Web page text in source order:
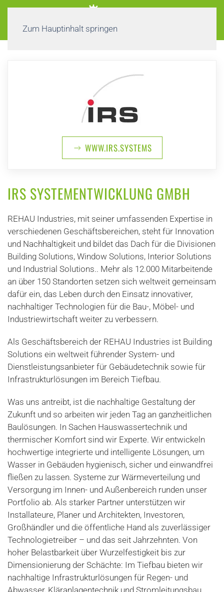
Zum Hauptinhalt springen
WWW.IRS.SYSTEMS
IRS SYSTEMENTWICKLUNG GMBH
REHAU Industries, mit seiner umfassenden Expertise in
verschiedenen Geschäftsbereichen, steht für Innovation
und Nachhaltigkeit und bildet das Dach für die Divisionen
Building Solutions, Window Solutions, Interior Solutions
und Industrial Solutions.. Mehr als 12.000 Mitarbeitende
an über 150 Standorten setzen sich weltweit gemeinsam
dafür ein, das Leben durch den Einsatz innovativer,
nachhaltiger Technologien für die Bau-, Möbel- und
Industriewirtschaft weiter zu verbessern.
Als Geschäftsbereich der REHAU Industries ist Building
Solutions ein weltweit führender System- und
Dienstleistungsanbieter für Gebäudetechnik sowie für
Infrastrukturlösungen im Bereich Tiefbau.
Was uns antreibt, ist die nachhaltige Gestaltung der
Zukunft und so arbeiten wir jeden Tag an ganzheitlichen
Baulösungen. In Sachen Hauswassertechnik und
thermischer Komfort sind wir Experte. Wir entwickeln
hochwertige integrierte und intelligente Lösungen, um
Wasser in Gebäuden hygienisch, sicher und einwandfrei
fließen zu lassen. Systeme zur Wärmeverteilung und
Versorgung im Innen- und Außenbereich runden unser
Portfolio ab. Als starker Partner unterstützen wir
Installateure, Planer und Architekten, Investoren,
Großhändler und die öffentliche Hand als zuverlässiger
Technologietreiber – und das seit Jahrzehnten. Von
hoher Belastbarkeit über Wurzelfestigkeit bis zur
Dimensionierung der Schächte: Im Tiefbau bieten wir
nachhaltige Infrastrukturlösungen für Regen- und
Abwasser, Kläranlagentechnik und Stromleitungsbau.